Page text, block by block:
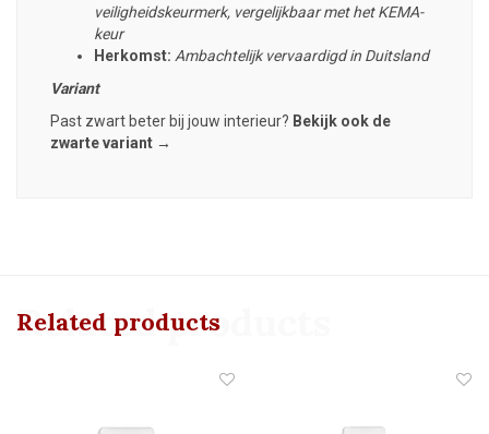
veiligheidskeurmerk, vergelijkbaar met het KEMA-
keur
Herkomst: Ambachtelijk vervaardigd in Duitsland
Variant
Past zwart beter bij jouw interieur? Bekijk ook de
zwarte variant →
Related products
Related products